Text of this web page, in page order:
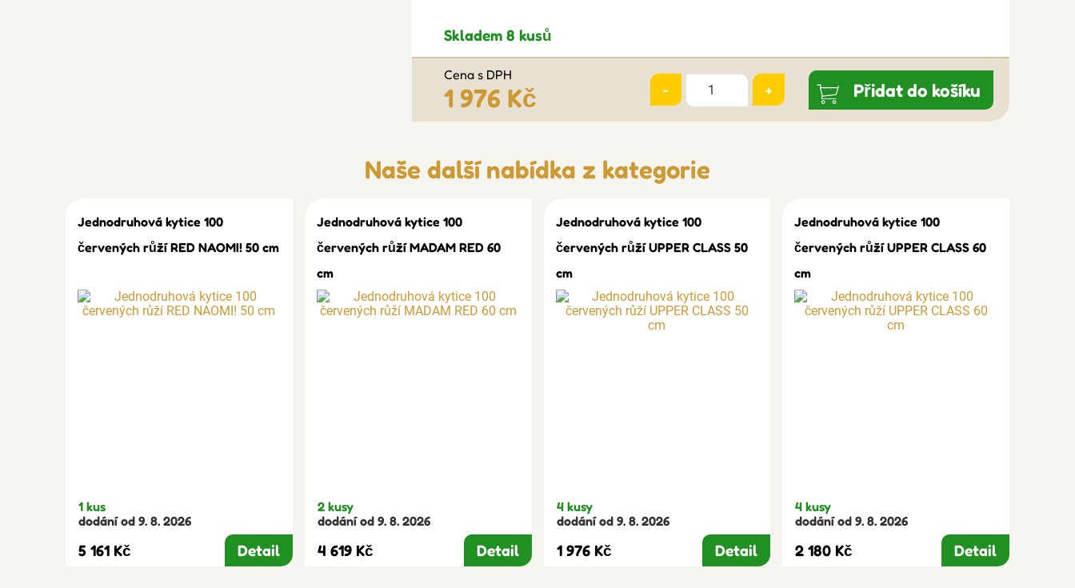
Skladem 8 kusů
Cena s DPH
1 976 Kč - + Přidat do košíku
Naše další nabídka z kategorie
Jednodruhová kytice 100
červených růží RED NAOMI! 50 cm
1 kus
dodání od 9. 8. 2026
5 161 Kč Detail
Jednodruhová kytice 100
červených růží MADAM RED 60
cm
2 kusy
dodání od 9. 8. 2026
4 619 Kč Detail
Jednodruhová kytice 100
červených růží UPPER CLASS 50
cm
4 kusy
dodání od 9. 8. 2026
1 976 Kč Detail
Jednodruhová kytice 100
červených růží UPPER CLASS 60
cm
4 kusy
dodání od 9. 8. 2026
2 180 Kč Detail